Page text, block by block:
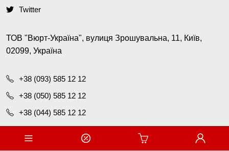
Twitter
ТОВ "Вюрт-Україна", вулиця Зрошувальна, 11, Київ,
02099, Україна
+38 (093) 585 12 12
+38 (050) 585 12 12
+38 (044) 585 12 12